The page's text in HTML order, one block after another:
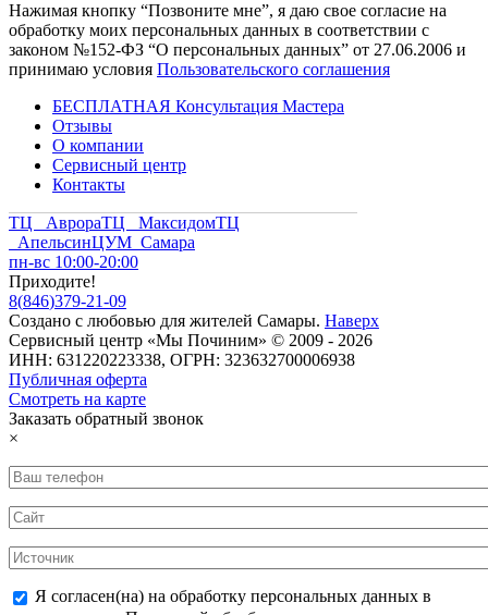
Нажимая кнопку “Позвоните мне”, я даю свое согласие на
обработку моих персональных данных в соответствии с
законом №152-ФЗ “О персональных данных” от 27.06.2006 и
принимаю условия Пользовательского соглашения
БЕСПЛАТНАЯ Консультация Мастера
Отзывы
О компании
Сервисный центр
Контакты
ТЦ АврораТЦ МаксидомТЦ
АпельсинЦУМ Самара
пн-вс 10:00-20:00
Приходите!
8(846)379-21-09
Создано с любовью для жителей Самары. Наверх
Сервисный центр «Мы Починим» © 2009 - 2026
ИНН: 631220223338, ОГРН: 323632700006938
Публичная оферта
Смотреть на карте
Заказать обратный звонок
×
Я согласен(на) на обработку персональных данных в